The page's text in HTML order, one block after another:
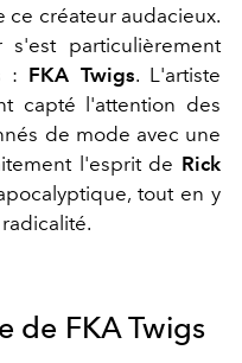
créateur audacieux.
particulièrement
: FKA Twigs. L'artiste
capté l'attention des
de mode avec une
l'esprit de Rick
tout en y
de FKA Twigs